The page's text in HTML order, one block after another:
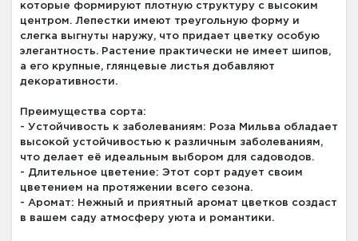
которые формируют плотную структуру с высоким
центром. Лепестки имеют треугольную форму и
слегка выгнуты наружу, что придает цветку особую
элегантность. Растение практически не имеет шипов,
а его крупные, глянцевые листья добавляют
декоративности.
Преимущества сорта:
- Устойчивость к заболеваниям: Роза Мильва обладает
высокой устойчивостью к различным заболеваниям,
что делает её идеальным выбором для садоводов.
- Длительное цветение: Этот сорт радует своим
цветением на протяжении всего сезона.
- Аромат: Нежный и приятный аромат цветков создаст
в вашем саду атмосферу уюта и романтики.